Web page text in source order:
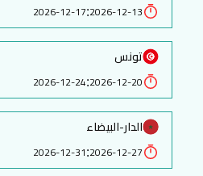
2026-12-13
:
2026-12-17
تونس
2026-12-20
:
2026-12-24
الدار-البيضاء
2026-12-27
:
2026-12-31